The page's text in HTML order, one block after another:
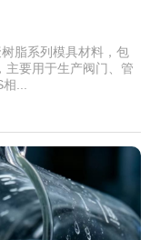
脂系列模具材料，包
主要用于生产阀门、管
...